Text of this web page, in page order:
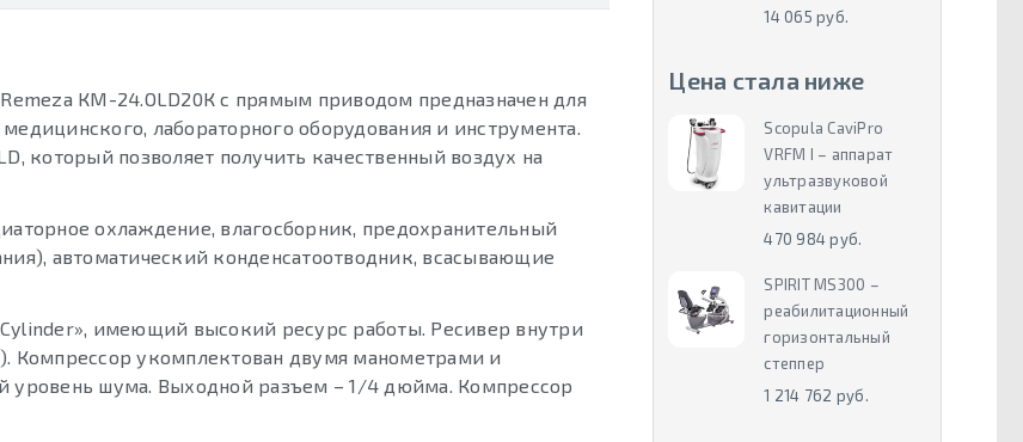
КМ-24.OLD20К с прямым приводом предназначен для
лабораторного оборудования и инструмента.
который позволяет получить качественный воздух на
охлаждение, влагосборник, предохранительный
автоматический конденсатоотводник, всасывающие
имеющий высокий ресурс работы. Ресивер внутри
Компрессор укомплектован двумя манометрами и
уровень шума. Выходной разъем – 1/4 дюйма. Компрессор
14 065 руб.
Цена стала ниже
Scopula CaviPro
VRFM I – аппарат
ультразвуковой
кавитации
470 984 руб.
SPIRIT MS300 –
реабилитационный
горизонтальный
степпер
1 214 762 руб.